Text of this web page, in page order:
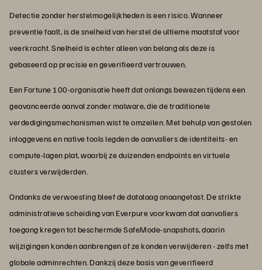
Detectie zonder herstelmogelijkheden is een risico. Wanneer
preventie faalt, is de snelheid van herstel de ultieme maatstaf voor
veerkracht. Snelheid is echter alleen van belang als deze is
gebaseerd op precisie en geverifieerd vertrouwen.
Een Fortune 100-organisatie heeft dat onlangs bewezen tijdens een
geavanceerde aanval zonder malware, die de traditionele
verdedigingsmechanismen wist te omzeilen. Met behulp van gestolen
inloggevens en native tools legden de aanvallers de identiteits- en
compute-lagen plat, waarbij ze duizenden endpoints en virtuele
clusters verwijderden.
Ondanks de verwoesting bleef de datalaag onaangetast. De strikte
administratieve scheiding van Everpure voorkwam dat aanvallers
toegang kregen tot beschermde SafeMode-snapshots, daarin
wijzigingen konden aanbrengen of ze konden verwijderen - zelfs met
globale adminrechten. Dankzij deze basis van geverifieerd